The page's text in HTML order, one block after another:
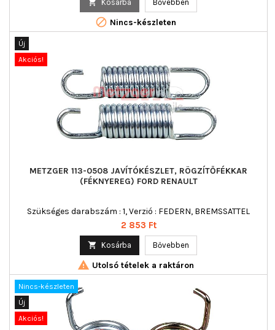
 Kosárba Bővebben
 Nincs-készleten
Új
Akciós!
METZGER 113-0508 JAVÍTÓKÉSZLET, RÖGZÍTŐFÉKKAR
(FÉKNYEREG) FORD RENAULT
Szükséges darabszám : 1, Verzió : FEDERN, BREMSSATTEL
Ár
2 853 Ft
 Kosárba Bővebben
 Utolsó tételek a raktáron
Nincs-készleten
Új
Akciós!